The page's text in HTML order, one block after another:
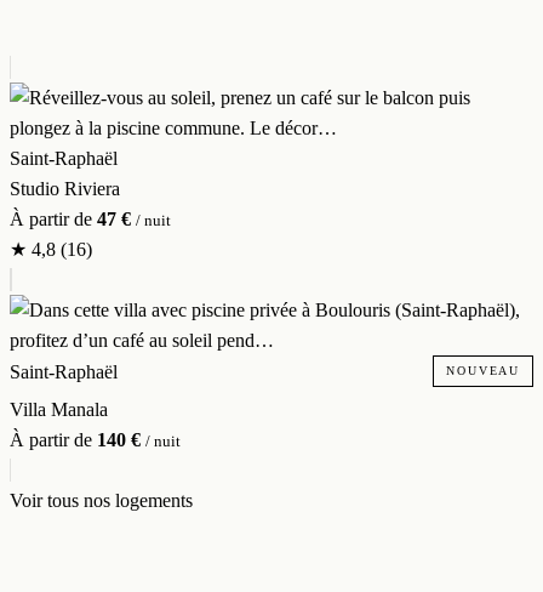
Saint-Raphaël
Studio Riviera
À partir de 47 € / nuit
★ 4,8 (16)
Saint-Raphaël NOUVEAU
Villa Manala
À partir de 140 € / nuit
Voir tous nos logements